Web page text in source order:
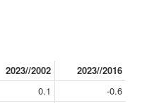
2023//2002
2023//2016
0.1
-0.6